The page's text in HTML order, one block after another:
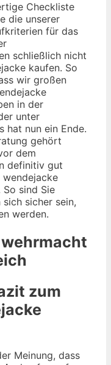
Checkliste
die unserer
für das
schließlich nicht
kaufen. So
wir großen
in der
unter
hat nun ein Ende.
gehört
dem
definitiv gut
wendejacke
sind Sie
sicher sein,
werden.
wehrmacht
zum
Meinung, dass